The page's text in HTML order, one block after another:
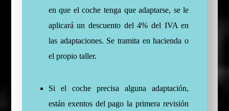
en que el coche tenga que adaptarse, se le
aplicará un descuento del 4% del IVA en
las adaptaciones. Se tramita en hacienda o
el propio taller.
Si el coche precisa alguna adaptación,
están exentos del pago la primera revisión